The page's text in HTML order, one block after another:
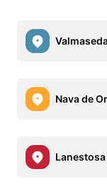
Nava de
Lanestosa